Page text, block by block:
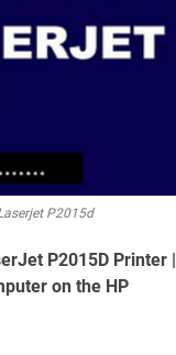
P2015d
P2015D Printer |
on the HP